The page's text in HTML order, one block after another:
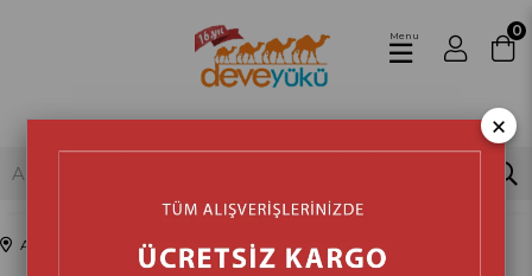
0
Menu
Anasayfa Mutfak Elektrikli Mutfak Aletleri Su Isıtıcılar (Kettle)
×